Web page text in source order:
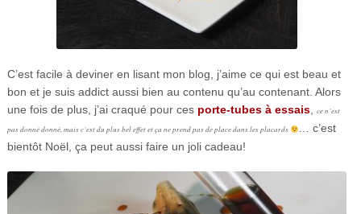
C’est facile à deviner en lisant mon blog, j’aime ce qui est beau et
bon et je suis addict aussi bien au contenu qu’au contenant. Alors
une fois de plus, j’ai craqué pour ces porte-tubes à essais,
ce n’est
pas donné donné, mais c’est du plus bel effet et ça ne prend pas de place dans les placards
… c’est
bientôt Noël, ça peut aussi faire un joli cadeau!